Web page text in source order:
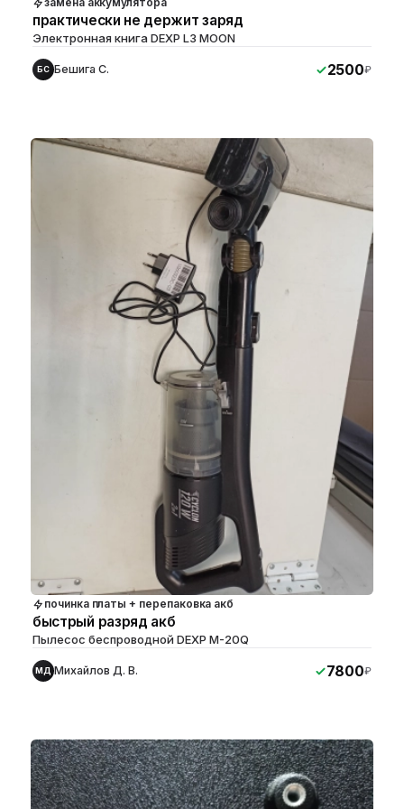
практически не держит заряд
Электронная книга DEXP L3 MOON
БС Бешига С. 2500₽
починка платы + перепаковка акб
быстрый разряд акб
Пылесос беспроводной DEXP M-20Q
МД Михайлов Д. В. 7800₽